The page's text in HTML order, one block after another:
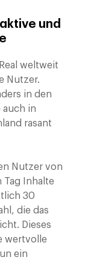
und
weltweit
Nutzer.
in den
auch in
rasant
Nutzer von
Tag Inhalte
30
die das
Dieses
wertvolle
ein
Investors
Über Making Science
10. Jahrestag
ESG
Agentic AI Marketing
Paid Media
Social 360
Audiovisual
Eigen Medien
Cloud & AI
Cloud im Marketing
KI im Marketing
Blogs
Events
Ebooks & Reports